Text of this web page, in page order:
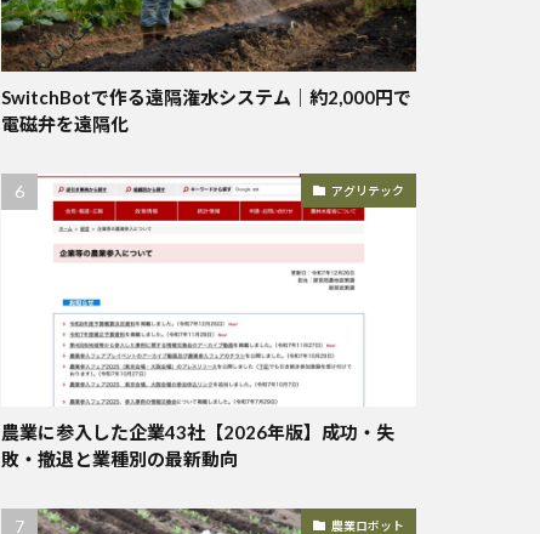
SwitchBotで作る遠隔潅水システム｜約2,000円で
電磁弁を遠隔化
アグリテック
農業に参入した企業43社【2026年版】成功・失
敗・撤退と業種別の最新動向
農業ロボット